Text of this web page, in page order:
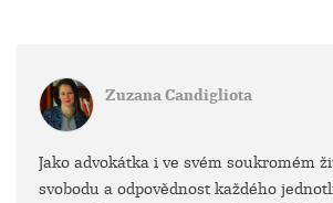
Zuzana Candigliota
Jako advokátka i ve svém soukromém
svobodu a odpovědnost každého